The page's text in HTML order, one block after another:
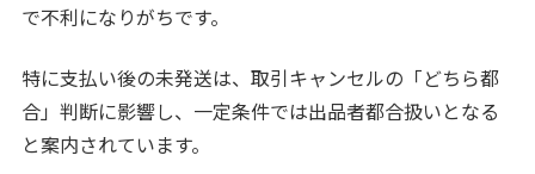
で不利になりがちです。
特に支払い後の未発送は、取引キャンセルの「どちら都
合」判断に影響し、一定条件では出品者都合扱いとなる
と案内されています。